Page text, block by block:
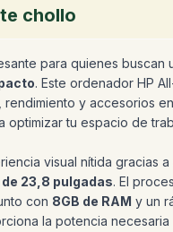
chollo
para quienes buscan
. Este ordenador HP
rendimiento y accesorios
optimizar tu espacio de
visual nítida gracias a
23,8 pulgadas. El
con 8GB de RAM y un
la potencia